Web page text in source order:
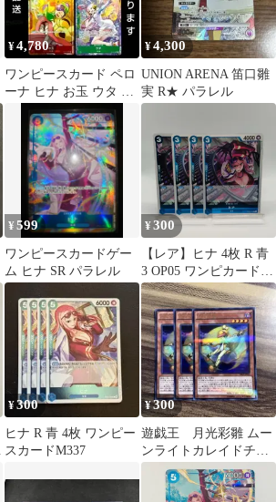
¥4,780
ワンピースカード ペロ
ーナ ヒナ お玉 ウタ パ
ラレル 4枚セット
¥4,300
UNION ARENA 笛口雛
実 R★ パラレル
¥599
ワンピースカードゲー
ム ヒナ SR パラレル
¥300
【レア】ヒナ 4枚 R 青
3 OP05 ワンピカード /
ONEPIECE CARD
¥300
ヒナ R 青 4枚 ワンピー
スカードM337
¥300
遊戯王 月光彩雛 ムー
ンライトカレイドチッ
ク ウルトラパラレ
ル ウルパラ３枚